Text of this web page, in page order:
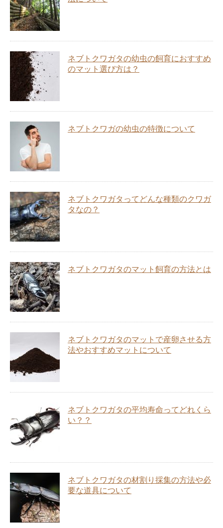
ネブトクワガタの幼虫の飼育におすすめ
のマット選び方は？
ネブトクワガの幼虫の特徴について
ネブトクワガタってどんな種類のクワガ
タなの？
ネブトクワガタのマット飼育の方法とは
ネブトクワガタのマットで産卵させる方
法やおすすめマットについて
ネブトクワガタの平均寿命ってどれくら
い？？
ネブトクワガタの材割り採集の方法や必
要な道具について